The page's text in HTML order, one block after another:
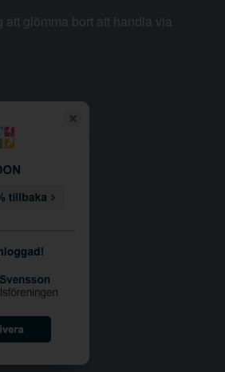
glömma bort att handla via